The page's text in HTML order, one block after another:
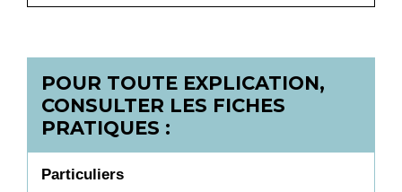
POUR TOUTE EXPLICATION,
CONSULTER LES FICHES
PRATIQUES :
Particuliers